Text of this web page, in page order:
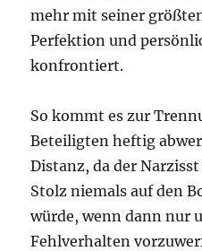
mehr mit seiner
Perfektion und
konfrontiert.
So kommt es zur
Beteiligten heftig
Distanz, da der
Stolz niemals auf den
würde, wenn dann nur
Fehlverhalten